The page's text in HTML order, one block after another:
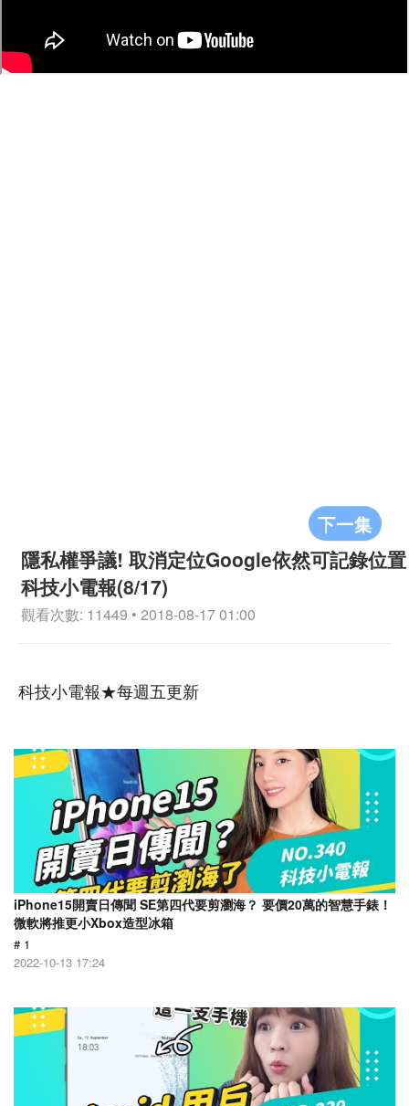
下一集
隱私權爭議! 取消定位Google依然可記錄位置
科技小電報(8/17)
觀看次數: 11449 • 2018-08-17 01:00
科技小電報★每週五更新
iPhone15開賣日傳聞 SE第四代要剪瀏海？ 要價20萬的智慧手錶！
微軟將推更小Xbox造型冰箱
# 1
2022-10-13 17:24